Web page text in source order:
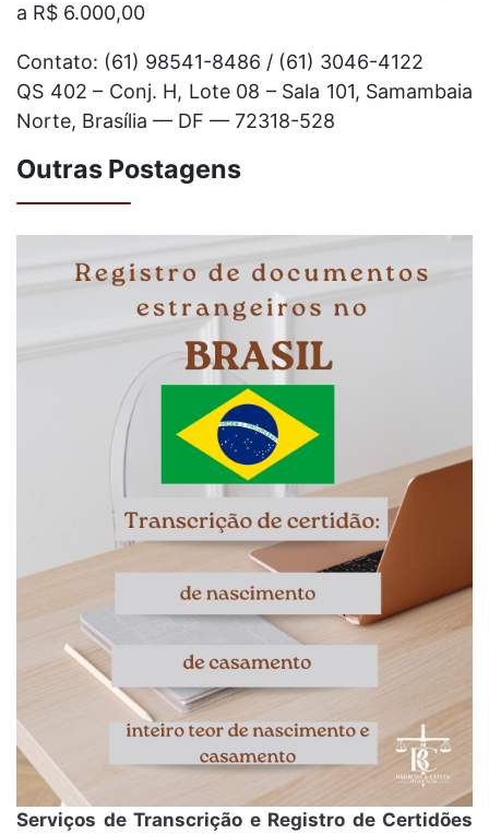
a R$ 6.000,00
Contato: (61) 98541-8486 / (61) 3046-4122
QS 402 – Conj. H, Lote 08 – Sala 101, Samambaia
Norte, Brasília — DF — 72318-528
Outras Postagens
Serviços de Transcrição e Registro de Certidões